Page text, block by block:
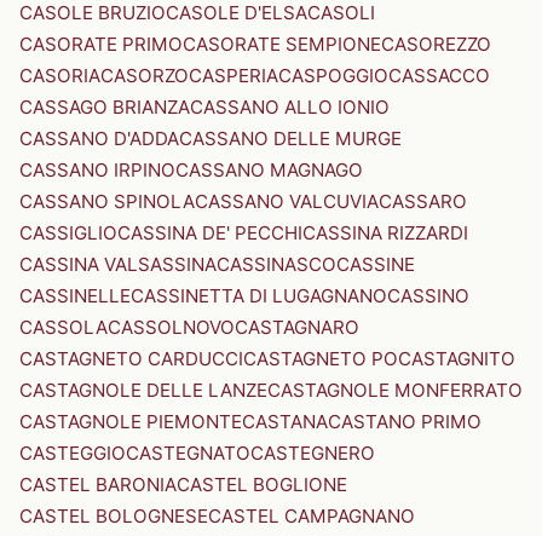
CASOLE BRUZIOCASOLE D'ELSACASOLI
CASORATE PRIMOCASORATE SEMPIONECASOREZZO
CASORIACASORZOCASPERIACASPOGGIOCASSACCO
CASSAGO BRIANZACASSANO ALLO IONIO
CASSANO D'ADDACASSANO DELLE MURGE
CASSANO IRPINOCASSANO MAGNAGO
CASSANO SPINOLACASSANO VALCUVIACASSARO
CASSIGLIOCASSINA DE' PECCHICASSINA RIZZARDI
CASSINA VALSASSINACASSINASCOCASSINE
CASSINELLECASSINETTA DI LUGAGNANOCASSINO
CASSOLACASSOLNOVOCASTAGNARO
CASTAGNETO CARDUCCICASTAGNETO POCASTAGNITO
CASTAGNOLE DELLE LANZECASTAGNOLE MONFERRATO
CASTAGNOLE PIEMONTECASTANACASTANO PRIMO
CASTEGGIOCASTEGNATOCASTEGNERO
CASTEL BARONIACASTEL BOGLIONE
CASTEL BOLOGNESECASTEL CAMPAGNANO